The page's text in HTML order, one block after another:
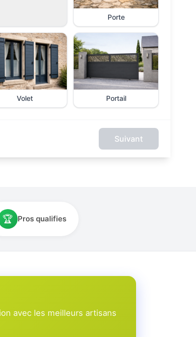
Porte
Volet Portail
Suivant
🏆 Pros qualifies
avec les meilleurs artisans